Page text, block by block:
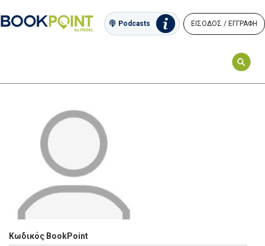
Podcasts ΕΙΣΟΔΟΣ / ΕΓΓΡΑΦΗ
Κωδικός BookPoint